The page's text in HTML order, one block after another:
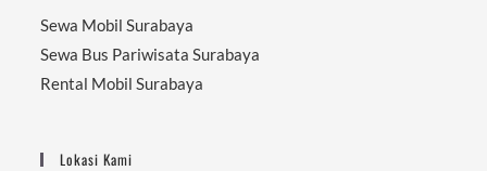
Sewa Mobil Surabaya
Sewa Bus Pariwisata Surabaya
Rental Mobil Surabaya
Lokasi Kami